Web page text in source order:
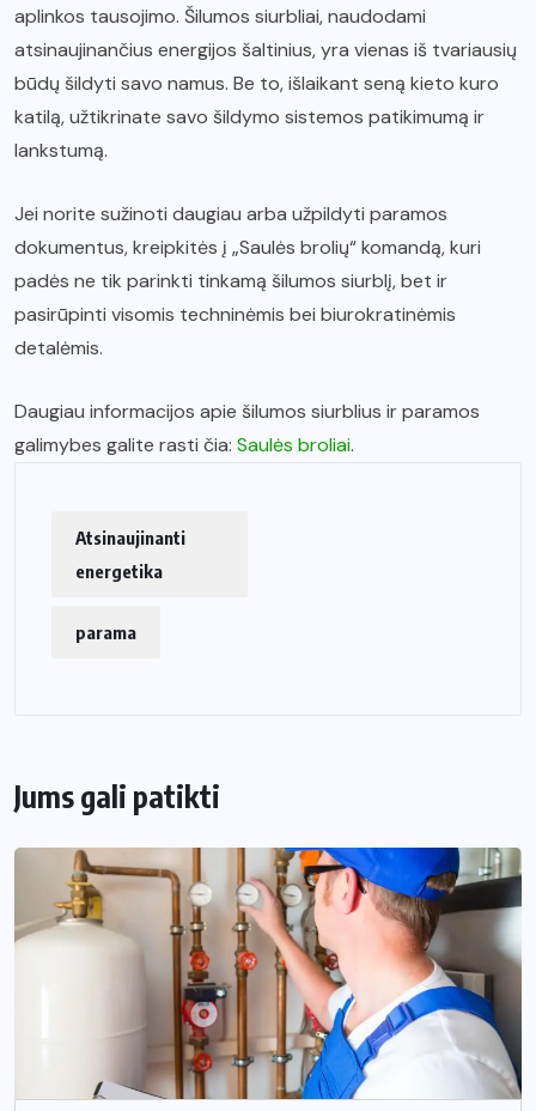
aplinkos tausojimo. Šilumos siurbliai, naudodami
atsinaujinančius energijos šaltinius, yra vienas iš tvariausių
būdų šildyti savo namus. Be to, išlaikant seną kieto kuro
katilą, užtikrinate savo šildymo sistemos patikimumą ir
lankstumą.
Jei norite sužinoti daugiau arba užpildyti paramos
dokumentus, kreipkitės į „Saulės brolių“ komandą, kuri
padės ne tik parinkti tinkamą šilumos siurblį, bet ir
pasirūpinti visomis techninėmis bei biurokratinėmis
detalėmis.
Daugiau informacijos apie šilumos siurblius ir paramos
galimybes galite rasti čia: Saulės broliai.
Atsinaujinanti
energetika
parama
Jums gali patikti